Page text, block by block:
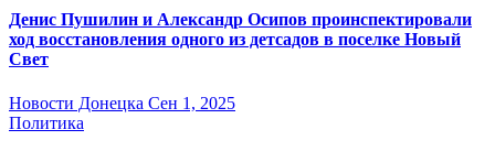
Денис Пушилин и Александр Осипов проинспектировали
ход восстановления одного из детсадов в поселке Новый
Свет
Новости Донецка Сен 1, 2025
Политика